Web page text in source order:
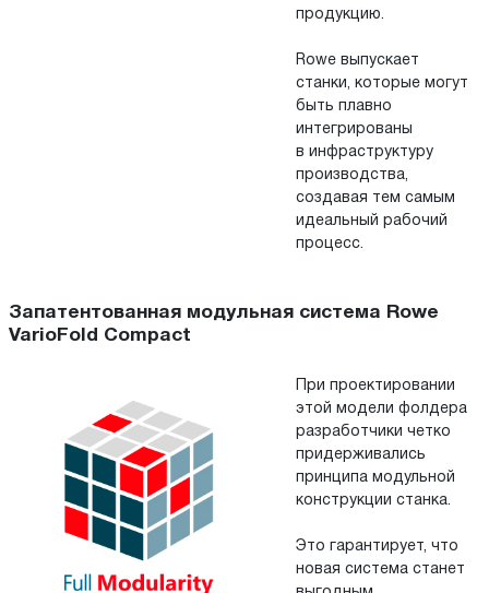
продукцию.
Rowe выпускает
станки, которые могут
быть плавно
интегрированы
в инфраструктуру
производства,
создавая тем самым
идеальный рабочий
процесс.
Запатентованная модульная система Rowe
VarioFold Compact
При проектировании
этой модели фолдера
разработчики четко
придерживались
принципа модульной
конструкции станка.
Это гарантирует, что
новая система станет